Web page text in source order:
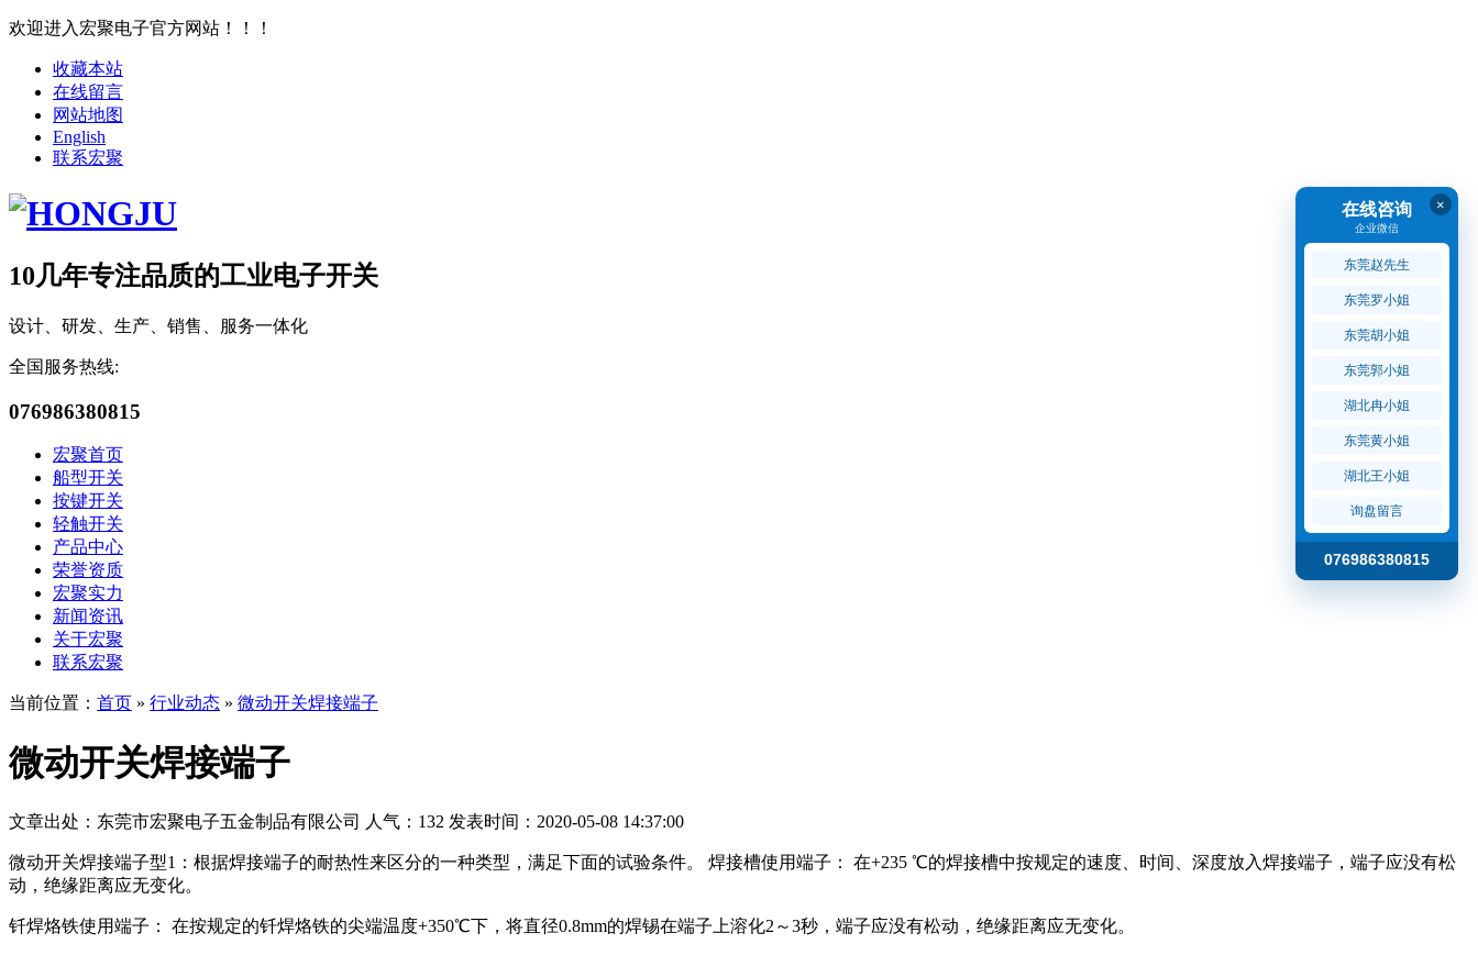
欢迎进入宏聚电子官方网站！！！
收藏本站
在线留言
网站地图
English
联系宏聚
10几年专注品质的工业电子开关
设计、研发、生产、销售、服务一体化
全国服务热线:
076986380815
宏聚首页
船型开关
按键开关
轻触开关
产品中心
荣誉资质
宏聚实力
新闻资讯
关于宏聚
联系宏聚
当前位置： 首页 » 行业动态 » 微动开关焊接端子
微动开关焊接端子
文章出处：东莞市宏聚电子五金制品有限公司 人气：132 发表时间：2020-05-08 14:37:00
微动开关焊接端子型1：根据焊接端子的耐热性来区分的一种类型，满足下面的试验条件。 焊接槽使用端子： 在+235 ℃的焊接槽中按规定的速度、时间、深度放入焊接端子，端子应没有松
动，绝缘距离应无变化。
钎焊烙铁使用端子： 在按规定的钎焊烙铁的尖端温度+350℃下，将直径0.8mm的焊锡在端子上溶化2～3秒，端子应没有松动，绝缘距离应无变化。
×
在线咨询
企业微信
东莞赵先生
东莞罗小姐
东莞胡小姐
东莞郭小姐
湖北冉小姐
东莞黄小姐
湖北王小姐
询盘留言
076986380815